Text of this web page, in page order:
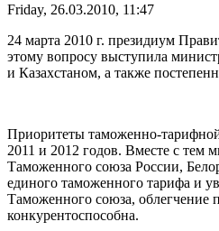
Friday, 26.03.2010, 11:47
24 марта 2010 г. президиум
этому вопросу выступила
и Казахстаном, а также
Приоритеты таможенно-
2011 и 2012 годов. Вместе с тем
Таможенного союза России,
единого таможенного тарифа и
Таможенного союза, облегчение
конкурентоспособна.